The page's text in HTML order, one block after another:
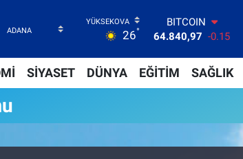
26°
BITCOIN
64.840,97 -0.15
47,7436
0.18
EURO
64,4811 0.38
SİYASET DÜNYA EĞİTİM SAĞLIK